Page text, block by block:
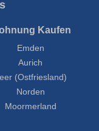
Kaufen
Emden
Aurich
(Ostfriesland)
Norden
Moormerland